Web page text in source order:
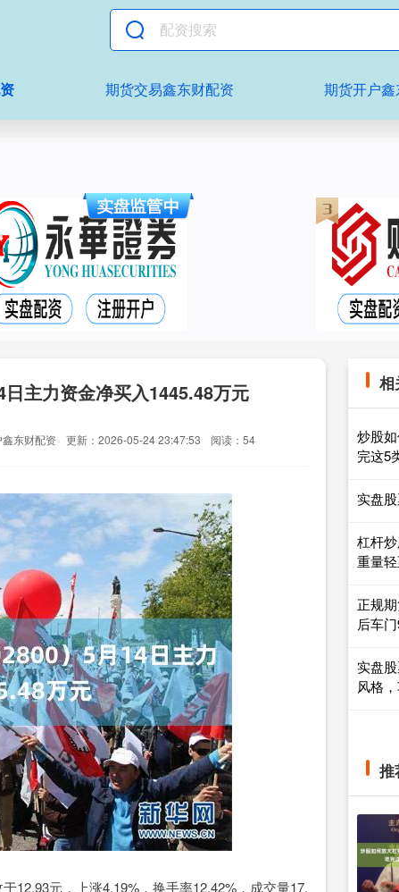
期货交易鑫东财配资 期货开户
主力资金净买入1445.48万元
东财配资 更新：2026-05-24 23:47:53 阅读：54
12.93元，上涨4.19%，换手率12.42%，成交量17.
相
炒股
完这5
实盘
杠杆
重量
正规
后车
实盘
风格
推